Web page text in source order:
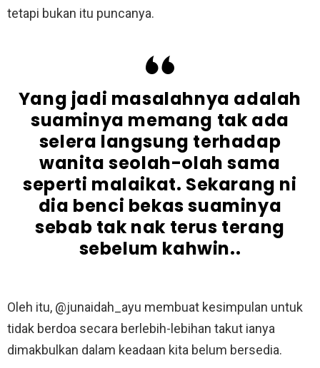
tetapi bukan itu puncanya.
Yang jadi masalahnya adalah
suaminya memang tak ada
selera langsung terhadap
wanita seolah-olah sama
seperti malaikat. Sekarang ni
dia benci bekas suaminya
sebab tak nak terus terang
sebelum kahwin..
Oleh itu, @junaidah_ayu membuat kesimpulan untuk
tidak berdoa secara berlebih-lebihan takut ianya
dimakbulkan dalam keadaan kita belum bersedia.